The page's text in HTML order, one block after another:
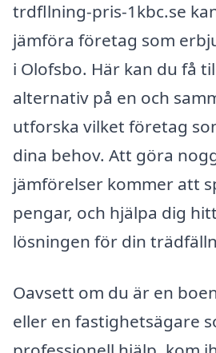
trdfllning-pris-1kbc.se
jämföra företag som
i Olofsbo. Här kan du få
alternativ på en och
utforska vilket företag
dina behov. Att göra
jämförelser kommer att
pengar, och hjälpa dig
lösningen för din
Oavsett om du är en
eller en fastighetsägare